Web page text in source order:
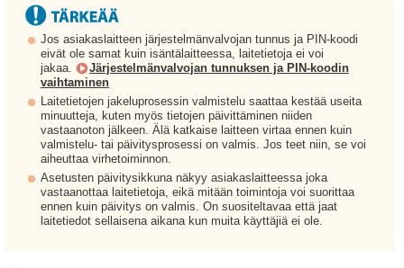
Jos asiakaslaitteen järjestelmänvalvojan tunnus ja PIN-koodi
eivät ole samat kuin isäntälaitteessa, laitetietoja ei voi
jakaa.
Järjestelmänvalvojan tunnuksen ja PIN-koodin
vaihtaminen
Laitetietojen jakeluprosessin valmistelu saattaa kestää useita
minuutteja, kuten myös tietojen päivittäminen niiden
vastaanoton jälkeen. Älä katkaise laitteen virtaa ennen kuin
valmistelu- tai päivitysprosessi on valmis. Jos teet niin, se voi
aiheuttaa virhetoiminnon.
Asetusten päivitysikkuna näkyy asiakaslaitteessa joka
vastaanottaa laitetietoja, eikä mitään toimintoja voi suorittaa
ennen kuin päivitys on valmis. On suositeltavaa että jaat
laitetiedot sellaisena aikana kun muita käyttäjiä ei ole.